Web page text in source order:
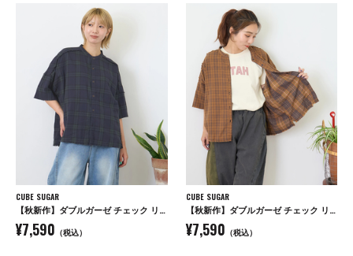
CUBE SUGAR
【秋新作】ダブルガーゼ チェック リバーシブル 5分袖 ドルマンシャツ
¥7,590 （税込）
CUBE SUGAR
【秋新作】ダブルガーゼ チェック リバーシブル 5分袖 ドルマンシャツ
¥7,590 （税込）